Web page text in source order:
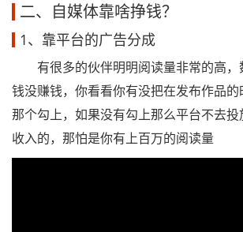
二、自媒体靠啥挣钱？
1、靠平台的广告分成
有很多的伙伴明明阅读量非常的高，
钱没赚钱，你看看你有没把在发布作品
那个勾上，如果没有勾上那么平台不去
收入的，那怕是你有上百万的阅读量